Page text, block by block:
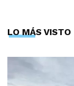
LO MÁS VISTO